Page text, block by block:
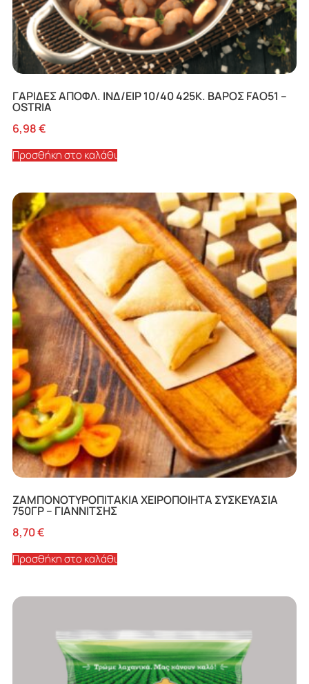
ΓΑΡΙΔΕΣ ΑΠΟΦΛ. ΙΝΔ/ΕΙΡ 10/40 425K. ΒΑΡΟΣ FAO51 –
OSTRIA
6,98€
Προσθήκη στο καλάθι
ΖΑΜΠΟΝΟΤΥΡΟΠΙΤΑΚΙΑ ΧΕΙΡΟΠΟΙΗΤΑ ΣΥΣΚΕΥΑΣΙΑ
750ΓΡ – ΓΙΑΝΝΙΤΣΗΣ
8,70€
Προσθήκη στο καλάθι